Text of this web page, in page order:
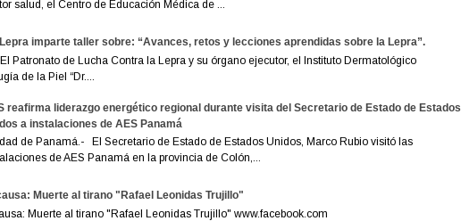
salud, el Centro de Educación Médica de ...
imparte taller sobre: “Avances, retos y lecciones aprendidas sobre la Lepra”.
Patronato de Lucha Contra la Lepra y su órgano ejecutor, el Instituto Dermatológico
de la Piel “Dr....
reafirma liderazgo energético regional durante visita del Secretario de Estado de Estados
a instalaciones de AES Panamá
de Panamá.- El Secretario de Estado de Estados Unidos, Marco Rubio visitó las
de AES Panamá en la provincia de Colón,...
Muerte al tirano "Rafael Leonidas Trujillo"
Muerte al tirano "Rafael Leonidas Trujillo" www.facebook.com